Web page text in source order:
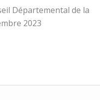
Départemental de la
2023